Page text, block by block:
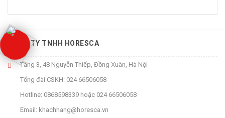
CÔNG TY TNHH HORESCA
Tầng 3, 48 Nguyễn Thiếp, Đồng Xuân, Hà Nội
Tổng đài CSKH: 024 66506058
Hotline: 0868598339 hoặc 024 66506058
Email: khachhang@horesca.vn